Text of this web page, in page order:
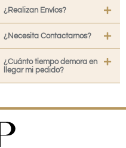
¿Realizan Envíos?
¿Necesita Contactarnos?
¿Cuánto tiempo demora en
llegar mi pedido?